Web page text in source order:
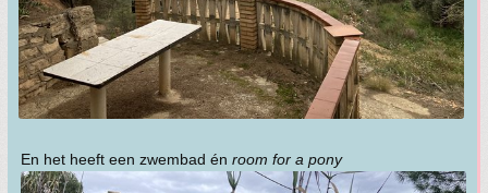
En het heeft een zwembad én room for a pony